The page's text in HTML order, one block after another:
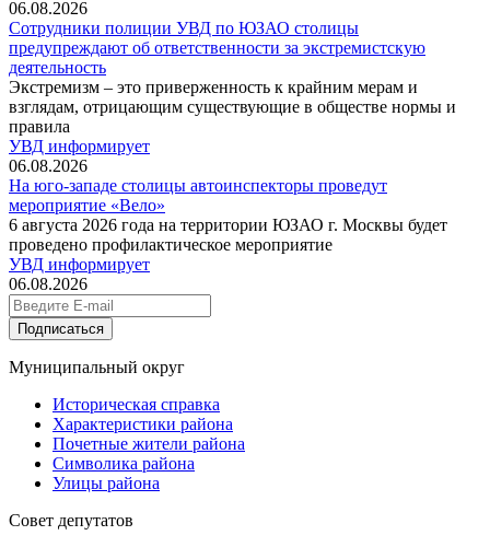
06.08.2026
Сотрудники полиции УВД по ЮЗАО столицы
предупреждают об ответственности за экстремистскую
деятельность
Экстремизм – это приверженность к крайним мерам и
взглядам, отрицающим существующие в обществе нормы и
правила
УВД информирует
06.08.2026
На юго-западе столицы автоинспекторы проведут
мероприятие «Вело»
6 августа 2026 года на территории ЮЗАО г. Москвы будет
проведено профилактическое мероприятие
УВД информирует
06.08.2026
Подписаться
Муниципальный округ
Историческая справка
Характеристики района
Почетные жители района
Символика района
Улицы района
Совет депутатов